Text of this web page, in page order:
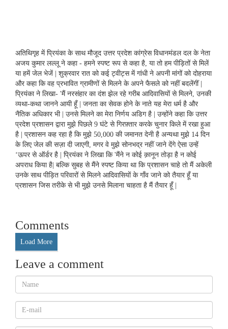
अतिथिगृह में प्रियंका के साथ मौजूद उत्तर प्रदेश कांग्रेस विधानमंडल दल के नेता
अजय कुमार लल्लू ने कहा - हमने स्पष्ट रूप से कहा है, या तो हम पीड़ितों से मिलें
या हमें जेल भेजें | शुक्रवार रात को कई ट्वीट्स में गांधी ने अपनी मांगों को दोहराया
और कहा कि वह प्रभावित ग्रामीणों से मिलने के अपने फैसले को नहीं बदलेंगीं |
प्रियंका ने लिखा- 'मैं नरसंहार का दंश झेल रहे गरीब आदिवासियों से मिलने, उनकी
व्यथा-कथा जानने आयी हूँ | जनता का सेवक होने के नाते यह मेरा धर्म है और
नैतिक अधिकार भी | उनसे मिलने का मेरा निर्णय अडिग है | उन्होंने कहा कि उत्तर
प्रदेश प्रशासन द्वारा मुझे पिछले 9 घंटे से गिरफ़्तार करके चुनार किले में रखा हुआ
है | प्रशासन कह रहा है कि मुझे 50,000 की जमानत देनी है अन्यथा मुझे 14 दिन
के लिए जेल की सज़ा दी जाएगी, मगर वे मुझे सोनभद्र नहीं जाने देंगे ऐसा उन्हें
‘ऊपर से ऑर्डर है | प्रियंका ने लिखा कि 'मैंने न कोई क़ानून तोड़ा है न कोई
अपराध किया है| बल्कि सुबह से मैंने स्पष्ट किया था कि प्रशासन चाहे तो मैं अकेली
उनके साथ पीड़ित परिवारों से मिलने आदिवासियों के गाँव जाने को तैयार हूँ या
प्रशासन जिस तरीके से भी मुझे उनसे मिलाना चाहता है मैं तैयार हूँ |
Comments
Load More
Leave a comment